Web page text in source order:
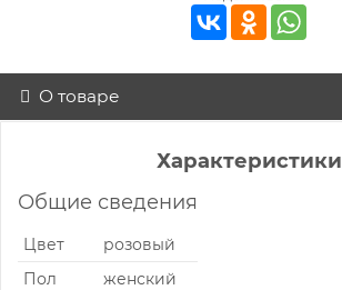
О товаре
Характеристики
Общие сведения
Цвет
розовый
Пол
женский